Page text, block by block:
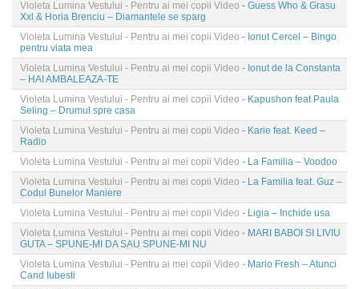
Violeta Lumina Vestului - Pentru ai mei copii Video - Guess Who & Grasu
Xxl & Horia Brenciu – Diamantele se sparg
Violeta Lumina Vestului - Pentru ai mei copii Video - Ionut Cercel – Bingo
pentru viata mea
Violeta Lumina Vestului - Pentru ai mei copii Video - Ionut de la Constanta
– HAI AMBALEAZA-TE
Violeta Lumina Vestului - Pentru ai mei copii Video - Kapushon feat Paula
Seling – Drumul spre casa
Violeta Lumina Vestului - Pentru ai mei copii Video - Karie feat. Keed –
Radio
Violeta Lumina Vestului - Pentru ai mei copii Video - La Familia – Voodoo
Violeta Lumina Vestului - Pentru ai mei copii Video - La Familia feat. Guz –
Codul Bunelor Maniere
Violeta Lumina Vestului - Pentru ai mei copii Video - Ligia – Inchide usa
Violeta Lumina Vestului - Pentru ai mei copii Video - MARI BABOI SI LIVIU
GUTA – SPUNE-MI DA SAU SPUNE-MI NU
Violeta Lumina Vestului - Pentru ai mei copii Video - Mario Fresh – Atunci
Cand Iubesti